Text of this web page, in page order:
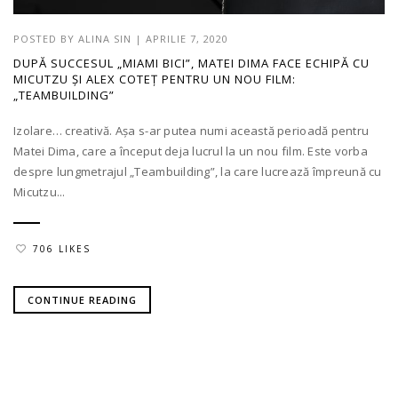
POSTED BY ALINA SIN | APRILIE 7, 2020
DUPĂ SUCCESUL „MIAMI BICI”, MATEI DIMA FACE ECHIPĂ CU
MICUTZU ȘI ALEX COTEȚ PENTRU UN NOU FILM:
„TEAMBUILDING”
Izolare… creativă. Așa s-ar putea numi această perioadă pentru
Matei Dima, care a început deja lucrul la un nou film. Este vorba
despre lungmetrajul „Teambuilding”, la care lucrează împreună cu
Micutzu...
706 LIKES
CONTINUE READING